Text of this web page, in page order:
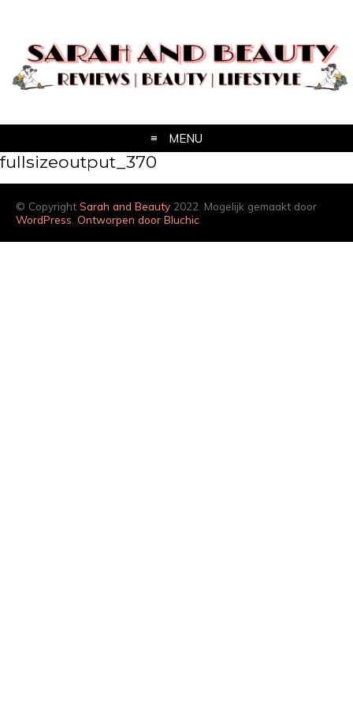
MENU
fullsizeoutput_370
© Copyright Sarah and Beauty 2022. Mogelijk gemaakt door
WordPress Ontworpen door Bluchic